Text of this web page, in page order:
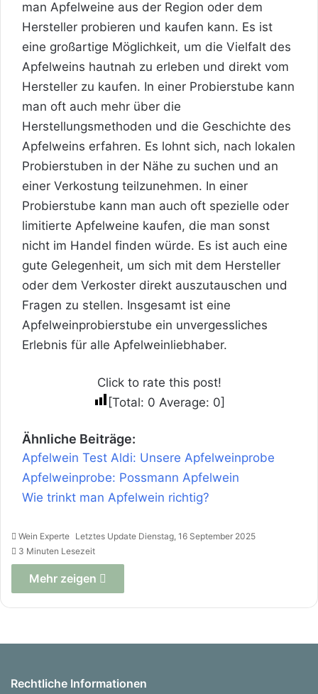
man Apfelweine aus der Region oder dem
Hersteller probieren und kaufen kann. Es ist
eine großartige Möglichkeit, um die Vielfalt des
Apfelweins hautnah zu erleben und direkt vom
Hersteller zu kaufen. In einer Probierstube kann
man oft auch mehr über die
Herstellungsmethoden und die Geschichte des
Apfelweins erfahren. Es lohnt sich, nach lokalen
Probierstuben in der Nähe zu suchen und an
einer Verkostung teilzunehmen. In einer
Probierstube kann man auch oft spezielle oder
limitierte Apfelweine kaufen, die man sonst
nicht im Handel finden würde. Es ist auch eine
gute Gelegenheit, um sich mit dem Hersteller
oder dem Verkoster direkt auszutauschen und
Fragen zu stellen. Insgesamt ist eine
Apfelweinprobierstube ein unvergessliches
Erlebnis für alle Apfelweinliebhaber.
Click to rate this post!
[Total: 0 Average: 0]
Ähnliche Beiträge:
Apfelwein Test Aldi: Unsere Apfelweinprobe
Apfelweinprobe: Possmann Apfelwein
Wie trinkt man Apfelwein richtig?
Wein Experte Letztes Update Dienstag, 16 September 2025
3 Minuten Lesezeit
Mehr zeigen
Rechtliche Informationen